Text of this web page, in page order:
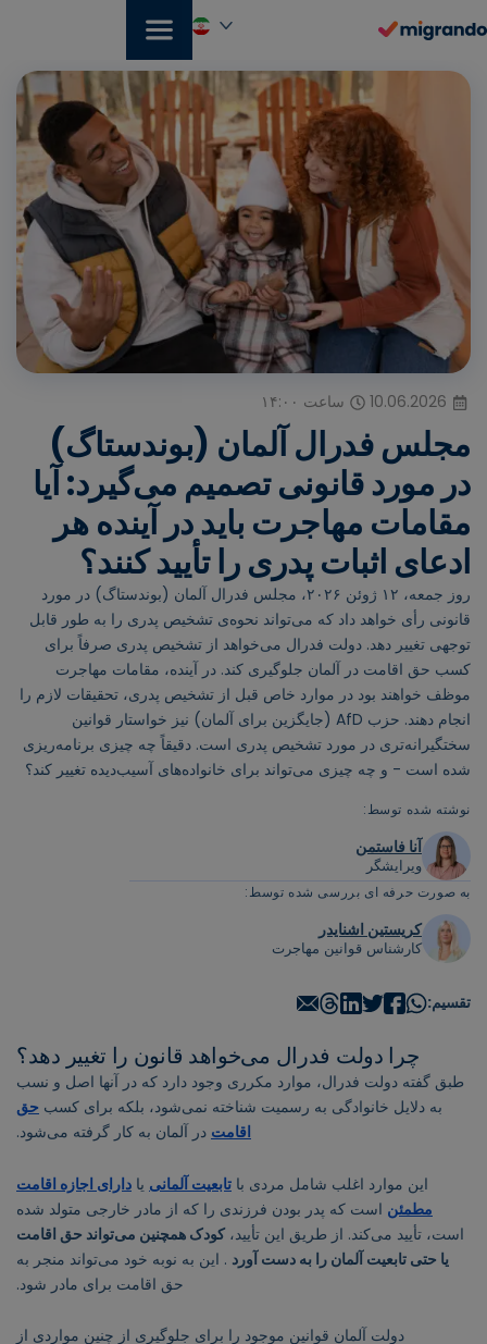
به
فارسی
10.06.2026 ساعت ۱۴:۰۰
مجلس فدرال آلمان (بوندستاگ)
در مورد قانونی تصمیم می‌گیرد: آیا
مقامات مهاجرت باید در آینده هر
ادعای اثبات پدری را تأیید کنند؟
روز جمعه، ۱۲ ژوئن ۲۰۲۶، مجلس فدرال آلمان (بوندستاگ) در مورد
قانونی رأی خواهد داد که می‌تواند نحوه‌ی تشخیص پدری را به طور قابل
توجهی تغییر دهد. دولت فدرال می‌خواهد از تشخیص پدری صرفاً برای
کسب حق اقامت در آلمان جلوگیری کند. در آینده، مقامات مهاجرت
موظف خواهند بود در موارد خاص قبل از تشخیص پدری، تحقیقات لازم را
انجام دهند. حزب AfD (جایگزین برای آلمان) نیز خواستار قوانین
سختگیرانه‌تری در مورد تشخیص پدری است. دقیقاً چه چیزی برنامه‌ریزی
شده است - و چه چیزی می‌تواند برای خانواده‌های آسیب‌دیده تغییر کند؟
نوشته شده توسط:
آنا فاستمن
ویرایشگر
به صورت حرفه ای بررسی شده توسط:
کریستین اشنایدر
کارشناس قوانین مهاجرت
تقسیم:
چرا دولت فدرال می‌خواهد قانون را تغییر دهد؟
طبق گفته دولت فدرال، موارد مکرری وجود دارد که در آنها اصل و نسب
به دلایل خانوادگی به رسمیت شناخته نمی‌شود، بلکه برای کسب حق
اقامت در آلمان به کار گرفته می‌شود.
این موارد اغلب شامل مردی با تابعیت آلمانی یا دارای اجازه اقامت
مطمئن است که پدر بودن فرزندی را که از مادر خارجی متولد شده
است، تأیید می‌کند. از طریق این تأیید،کودک همچنین می‌تواند حق اقامت
یا حتی تابعیت آلمان را به دست آورد . این به نوبه خود می‌تواند منجر به
حق اقامت برای مادر شود.
دولت آلمان قوانین موجود را برای جلوگیری از چنین مواردی از